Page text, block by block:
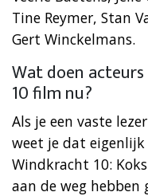
Tine Reymer, Stan
Gert Winckelmans.
Wat doen
10 film nu?
Als je een vaste
weet je dat
Windkracht 10:
aan de weg hebben